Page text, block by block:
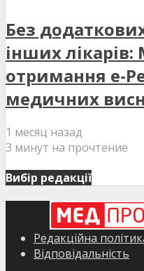
Без
інших
отримання е-
медичних
1 месяц назад
3 минут на прочтение
Вибір редакції
Редакційна
Відповідальність